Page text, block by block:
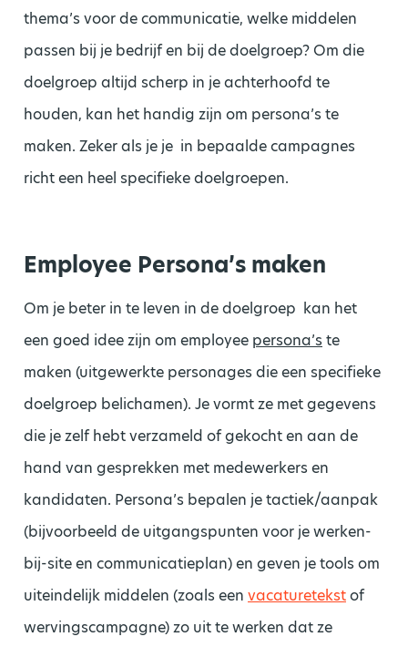
thema’s voor de communicatie, welke middelen
passen bij je bedrijf en bij de doelgroep? Om die
doelgroep altijd scherp in je achterhoofd te
houden, kan het handig zijn om persona’s te
maken. Zeker als je je in bepaalde campagnes
richt een heel specifieke doelgroepen.
Employee Persona’s maken
Om je beter in te leven in de doelgroep kan het
een goed idee zijn om employee persona’s te
maken (uitgewerkte personages die een specifieke
doelgroep belichamen). Je vormt ze met gegevens
die je zelf hebt verzameld of gekocht en aan de
hand van gesprekken met medewerkers en
kandidaten. Persona’s bepalen je tactiek/aanpak
(bijvoorbeeld de uitgangspunten voor je werken-
bij-site en communicatieplan) en geven je tools om
uiteindelijk middelen (zoals een vacaturetekstof
wervingscampagne) zo uit te werken dat ze